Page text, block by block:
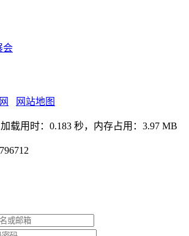
会
网站地图
载用时：0.183 秒，内存占用：3.97 MB